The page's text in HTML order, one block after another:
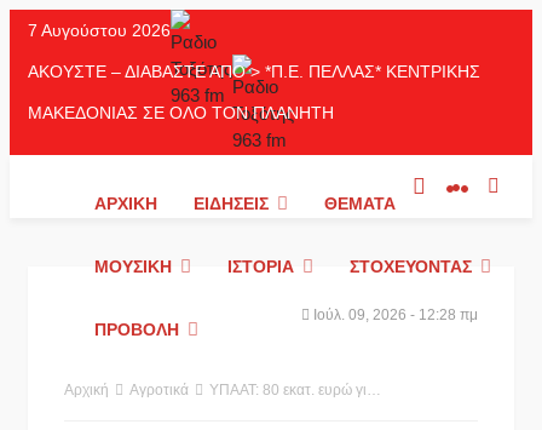
7 Αυγούστου 2026
ΑΚΟΥΣΤΕ – ΔΙΑΒΑΣΤΕ ΑΠΟ > *Π.Ε. ΠΕΛΛΑΣ* ΚΕΝΤΡΙΚΗΣ
ΜΑΚΕΔΟΝΙΑΣ ΣΕ ΟΛΟ ΤΟΝ ΠΛΑΝΗΤΗ
ΑΡΧΙΚΉ ΕΙΔΉΣΕΙΣ ΘΈΜΑΤΑ
ΜΟΥΣΙΚΉ ΙΣΤΟΡΊΑ ΣΤΟΧΕΎΟΝΤΑΣ
ΠΡΟΒΟΛΉ
Αρχική Αγροτικά ΥΠΑΑΤ: 80 εκατ. ευρώ για μικρά αρδευτικά έργα μέσω Δήμων, από τους πόρους που απελευθερώθηκαν από τα βιολογικά προγράμματα – Υλοποιείται η δέσμευση του Μαργαρίτη Σχοινά
Ιούλ. 09, 2026 - 12:28 πμ